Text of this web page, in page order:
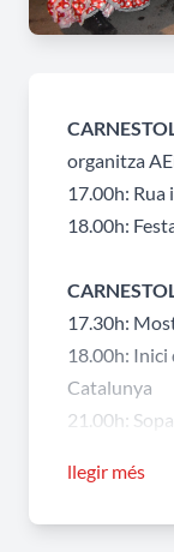
organitza
17.00h:
18.00h:
17.30h:
18.00h: Inici
Catalunya
21.00h:
22.30h:
llegir més